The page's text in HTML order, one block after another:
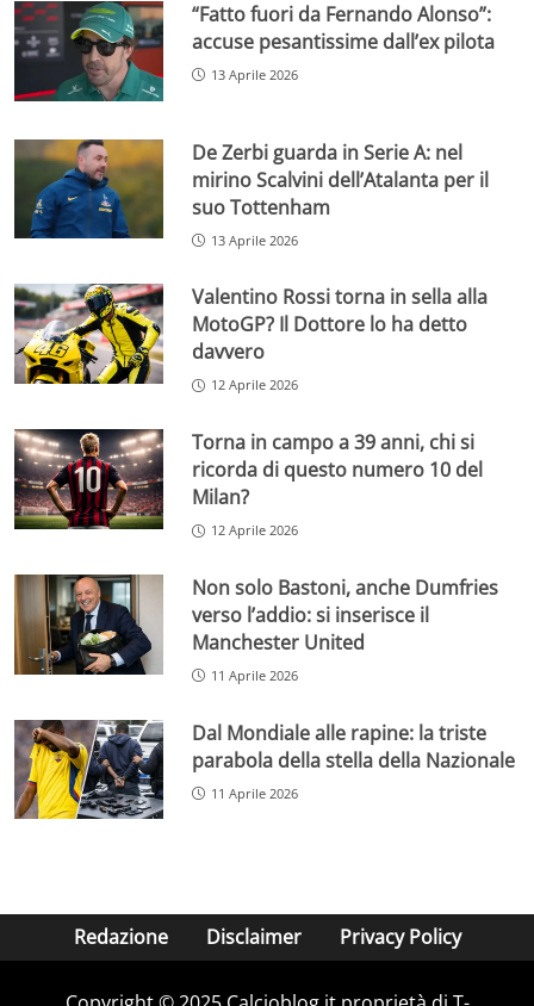
“Fatto fuori da Fernando Alonso”:
accuse pesantissime dall’ex pilota
13 Aprile 2026
De Zerbi guarda in Serie A: nel
mirino Scalvini dell’Atalanta per il
suo Tottenham
13 Aprile 2026
Valentino Rossi torna in sella alla
MotoGP? Il Dottore lo ha detto
davvero
12 Aprile 2026
Torna in campo a 39 anni, chi si
ricorda di questo numero 10 del
Milan?
12 Aprile 2026
Non solo Bastoni, anche Dumfries
verso l’addio: si inserisce il
Manchester United
11 Aprile 2026
Dal Mondiale alle rapine: la triste
parabola della stella della Nazionale
11 Aprile 2026
Redazione Disclaimer Privacy Policy